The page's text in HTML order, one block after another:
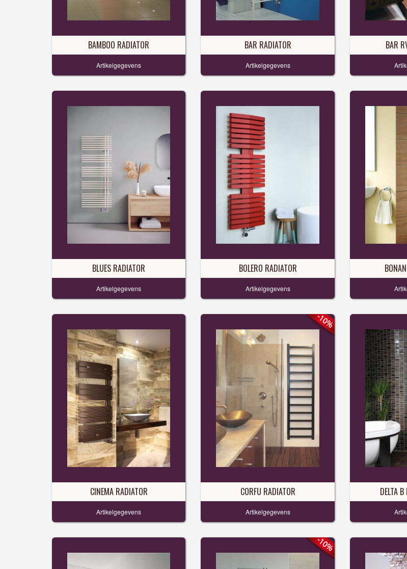
BAMBOO RADIATOR
Artikelgegevens
BAR RADIATOR
Artikelgegevens
BAR
BLUES RADIATOR
Artikelgegevens
BOLERO RADIATOR
Artikelgegevens
CINEMA RADIATOR
Artikelgegevens
CORFU RADIATOR
Artikelgegevens
DELTA